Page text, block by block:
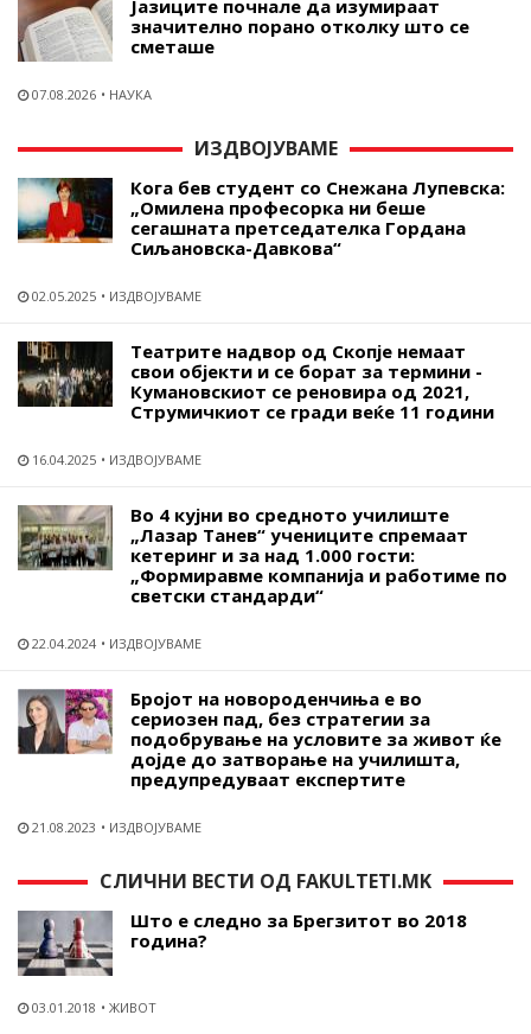
Јазиците почнале да изумираат
значително порано отколку што се
сметаше
07.08.2026 НАУКА
ИЗДВОЈУВАМЕ
Кога бев студент со Снежана Лупевска:
„Омилена професорка ни беше
сегашната претседателка Гордана
Сиљановска-Давкова“
02.05.2025 ИЗДВОЈУВАМЕ
Театрите надвор од Скопје немаат
свои објекти и се борат за термини -
Кумановскиот се реновира од 2021,
Струмичкиот се гради веќе 11 години
16.04.2025 ИЗДВОЈУВАМЕ
Во 4 кујни во средното училиште
„Лазар Танев“ учениците спремаат
кетеринг и за над 1.000 гости:
„Формиравме компанија и работиме по
светски стандарди“
22.04.2024 ИЗДВОЈУВАМЕ
Бројот на новороденчиња е во
сериозен пад, без стратегии за
подобрување на условите за живот ќе
дојде до затворање на училишта,
предупредуваат експертите
21.08.2023 ИЗДВОЈУВАМЕ
СЛИЧНИ ВЕСТИ ОД FAKULTETI.MK
Што е следно за Брегзитот во 2018
година?
03.01.2018 ЖИВОТ